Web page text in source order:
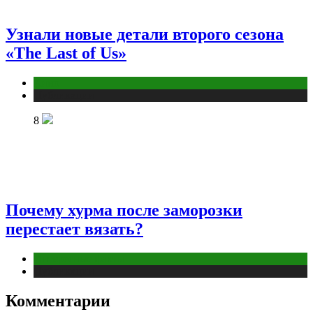
Узнали новые детали второго сезона
«The Last of Us»
8
Почему хурма после заморозки
перестает вязать?
Комментарии